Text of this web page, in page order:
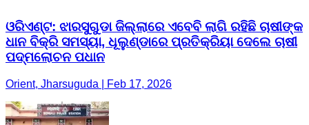
ଓରିଏଣ୍ଟ: ଝାରସୁଗୁଡା ଜିଲ୍ଲାରେ ଏବେବି ଲାଗି ରହିଛି ଚାଷୀଙ୍କ
ଧାନ ବିକ୍ରି ସମସ୍ୟା, ଧୂଲୁଣ୍ଡାରେ ପ୍ରତିକ୍ରିୟା ଦେଲେ ଚାଷୀ
ପଦ୍ମଲୋଚନ ପଧାନ
Orient, Jharsuguda | Feb 17, 2026